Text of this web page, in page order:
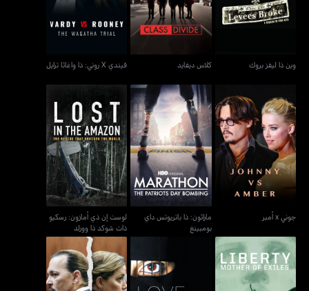
وين ذا ليفز بروك كلاس ديفايد فيندي X روني: ذا واغاثا ترايل
جوني x أمبر
جوني x أمبر
ماراثون: ذا باتريوتس داي
بومبينغ
ماراثون: ذا باتريوتس داي
بومبينغ
لوست إن ذي أمازون: رسكيو
ذات شوكد ذا وورلد
لوست إن ذي أمازون: رسكيو
ذات شوكد ذا وورلد